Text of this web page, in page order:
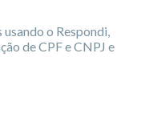
o Respondi,
de CPF e CNPJ e